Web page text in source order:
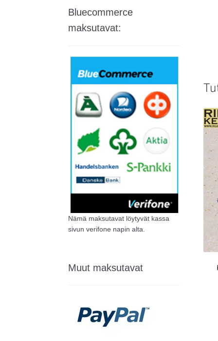
Bluecommerce
maksutavat:
Nämä maksutavat löytyvät kassa
sivun verifone napin alta.
Muut maksutavat